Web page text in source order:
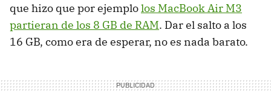
que hizo que por ejemplolos MacBook Air M3
partieran de los 8 GB de RAM. Dar el salto a los
16 GB, como era de esperar, no es nada barato.